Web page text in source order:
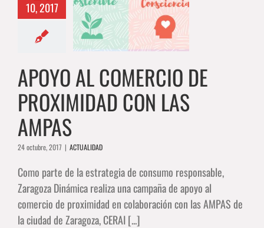
10, 2017
DE
CON
AMPAS
APOYO AL COMERCIO DE
PROXIMIDAD CON LAS
AMPAS
24 octubre, 2017 | ACTUALIDAD
Como parte de la estrategia de consumo responsable,
Zaragoza Dinámica realiza una campaña de apoyo al
comercio de proximidad en colaboración con las AMPAS de
la ciudad de Zaragoza, CERAI [...]